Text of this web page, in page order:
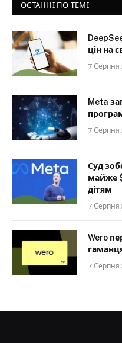
ОСТАННІ ПО ТЕМІ
цін на
7 Серпня
Meta
7 Серпня
Суд
майже
дітям
7 Серпня
Wero
7 Серпня